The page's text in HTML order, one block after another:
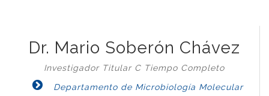
Dr. Mario Soberón Chávez
Investigador Titular C Tiempo Completo
Departamento de Microbiología Molecular